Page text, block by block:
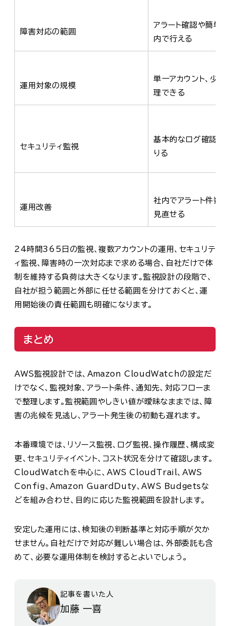
障害対応の範囲
アラート確認や簡単
内で行える
運用対象の規模
単一アカウント、少数
理できる
セキュリティ監視
基本的なログ確認や
りる
運用改善
社内でアラート件数
見直せる
24時間365日の監視、複数アカウントの運用、セキュリテ
ィ監視、障害時の一次対応まで求める場合、自社だけで体
制を維持する負荷は大きくなります。監視設計の段階で、
自社が担う範囲と外部に任せる範囲を分けておくと、運
用開始後の責任範囲も明確になります。
まとめ
AWS監視設計では、Amazon CloudWatchの設定だ
けでなく、監視対象、アラート条件、通知先、対応フローま
で整理します。監視範囲やしきい値が曖昧なままでは、障
害の兆候を見逃し、アラート発生後の初動も遅れます。
本番環境では、リソース監視、ログ監視、操作履歴、構成変
更、セキュリティイベント、コスト状況を分けて確認します。
CloudWatchを中心に、AWS CloudTrail、AWS
Config、Amazon GuardDuty、AWS Budgetsな
どを組み合わせ、目的に応じた監視範囲を設計します。
安定した運用には、検知後の判断基準と対応手順が欠か
せません。自社だけで対応が難しい場合は、外部委託も含
めて、必要な運用体制を検討するとよいでしょう。
記事を書いた人
加藤 一喜